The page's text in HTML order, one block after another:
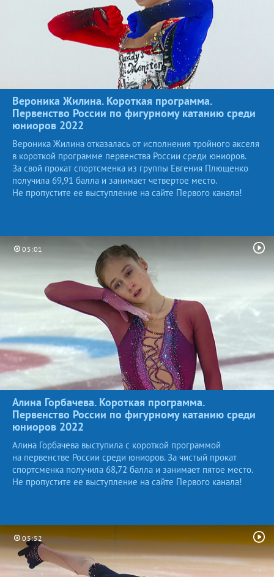
Вероника Жилина. Короткая программа.
Первенство России по фигурному катанию среди
юниоров 2022
Вероника Жилина отказалась от исполнения тройного акселя
в короткой программе первенства России среди юниоров.
За свой прокат спортсменка из группы Евгения Плющенко
получила 69,91 балла и занимает четвертое место.
Не пропустите ее выступление на сайте Первого канала!
05:01
Алина Горбачева. Короткая программа.
Первенство России по фигурному катанию среди
юниоров 2022
Алина Горбачева выступила с короткой программой
на первенстве России среди юниоров. За чистый прокат
спортсменка получила 68,72 балла и занимает пятое место.
Не пропустите ее выступление на сайте Первого канала!
05:52